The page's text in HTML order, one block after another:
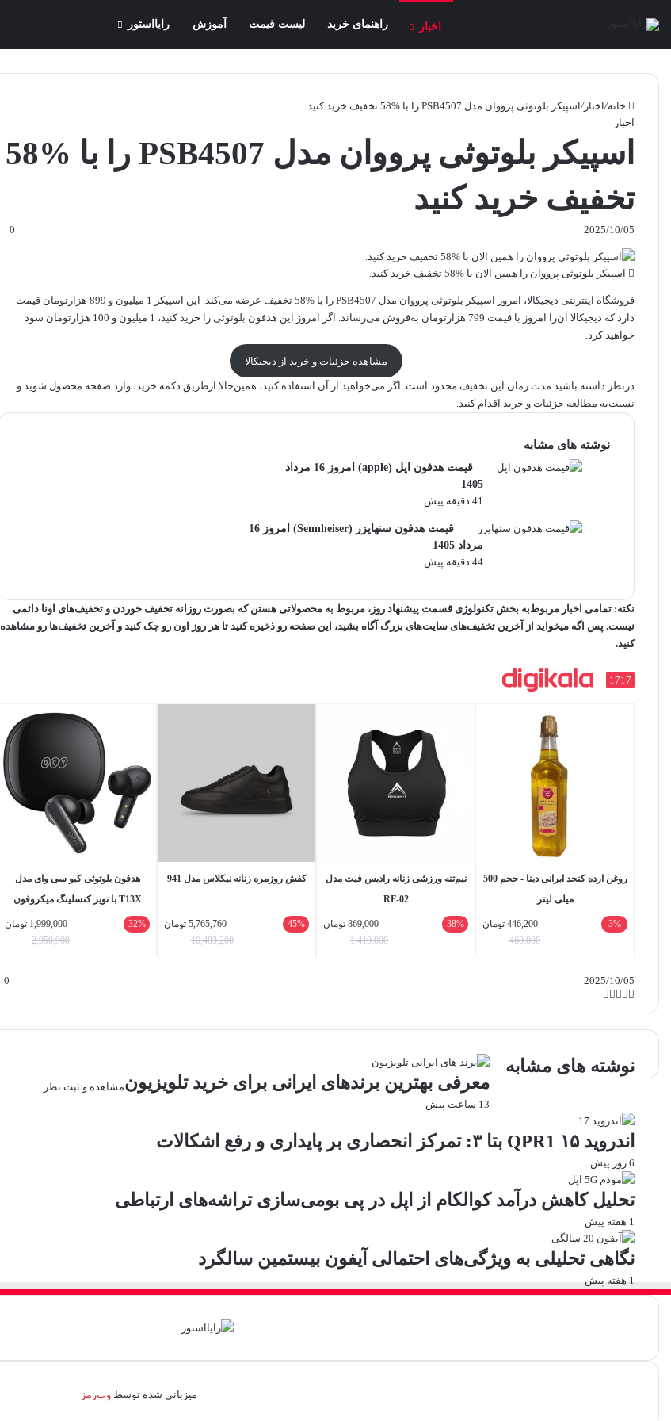
اخبار راهنمای خرید لیست قیمت آموزش رایااستور
خانه/اخبار/اسپیکر بلوتوثی پرووان مدل PSB4507 را با %58 تخفیف خرید کنید
اخبار
اسپیکر بلوتوثی پرووان مدل PSB4507 را با %58
تخفیف خرید کنید
2025/10/05
0
اسپیکر بلوتوثی پرووان را همین الان با %58 تخفیف خرید کنید.
فروشگاه اینترنتی دیجیکالا، امروز اسپیکر بلوتوثی پرووان مدل PSB4507 را با %58 تخفیف عرضه می‌کند. این اسپیکر 1 میلیون و 899 هزارتومان قیمت
دارد که دیجیکالا آن‌را امروز با قیمت 799 هزارتومان به‌فروش می‌رساند. اگر امروز این هدفون بلوتوثی را خرید کنید، 1 میلیون و 100 هزارتومان سود
خواهید کرد.
مشاهده جزئیات و خرید از دیجیکالا
درنظر داشته باشید مدت زمان این تخفیف محدود است. اگر می‌خواهید از آن استفاده کنید، همین‌حالا ازطریق دکمه خرید، وارد صفحه محصول شوید و
نسبت‌به مطالعه جزئیات و خرید اقدام کنید.
نوشته های مشابه
قیمت هدفون اپل (apple) امروز 16 مرداد
1405
41 دقیقه پیش
قیمت هدفون سنهایزر (Sennheiser) امروز 16
مرداد 1405
44 دقیقه پیش
نکته: تمامی اخبار مربوط‌به بخش تکنولوژی قسمت پیشنهاد روز، مربوط به محصولاتی هستن که بصورت روزانه تخفیف خوردن و تخفیف‌های اونا دائمی
نیست. پس اگه میخواید از آخرین تخفیف‌های سایت‌های بزرگ آگاه بشید، این صفحه رو ذخیره کنید تا هر روز اون رو چک کنید و آخرین تخفیف‌ها رو مشاهده
کنید.
1717
روغن ارده کنجد ایرانی دینا - حجم 500
میلی لیتر
3%
446,200 تومان
460,000
نیم‌تنه ورزشی زنانه رادیس فیت مدل
RF-02
38%
869,000 تومان
1,410,000
کفش روزمره زنانه نیکلاس مدل 941
45%
5,765,760 تومان
10,483,200
هدفون بلوتوثی کیو سی وای مدل
T13X با نویز کنسلینگ میکروفون
(ENC)، درگاه شارژ USB Type-C،
دارای میکروفون چهارگانه، امکان
32%
1,999,000 تومان
2,950,900
2025/10/05
0
آپ
گذاری
با
نوشته های مشابه
معرفی بهترین برندهای ایرانی برای خرید تلویزیون
13 ساعت پیش
اندروید ۱۵ QPR1 بتا ۳: تمرکز انحصاری بر پایداری و رفع اشکالات
6 روز پیش
تحلیل کاهش درآمد کوالکام از اپل در پی بومی‌سازی تراشه‌های ارتباطی
1 هفته پیش
نگاهی تحلیلی به ویژگی‌های احتمالی آیفون بیستمین سالگرد
1 هفته پیش
مشاهده و ثبت نظر
میزبانی شده توسطوب‌رمز